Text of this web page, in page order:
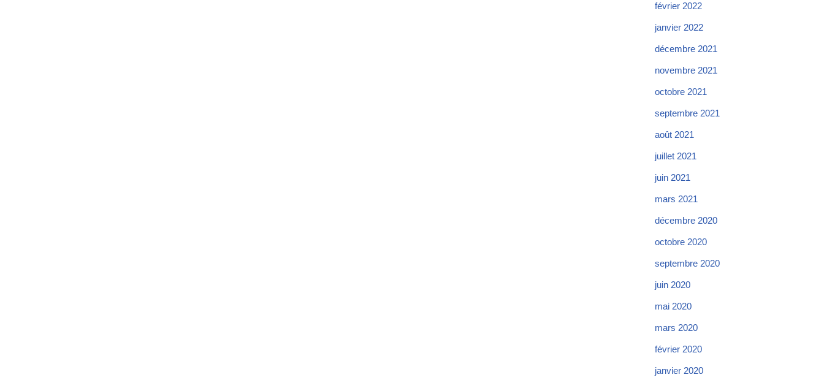
février 2022
janvier 2022
décembre 2021
novembre 2021
octobre 2021
septembre 2021
août 2021
juillet 2021
juin 2021
mars 2021
décembre 2020
octobre 2020
septembre 2020
juin 2020
mai 2020
mars 2020
février 2020
janvier 2020